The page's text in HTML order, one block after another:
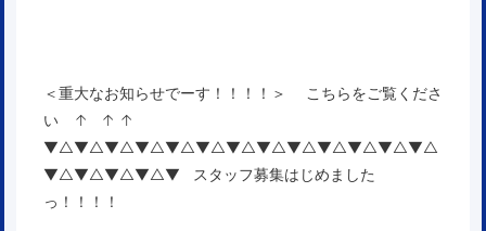
＜重大なお知らせでーす！！！！＞
こちらをご覧くださ
い ↑ ↑ ↑
▼△▼△▼△▼△▼△▼△▼△▼△▼△▼△▼△▼△▼△
▼△▼△▼△▼△▼ スタッフ募集はじめました
っ！！！！